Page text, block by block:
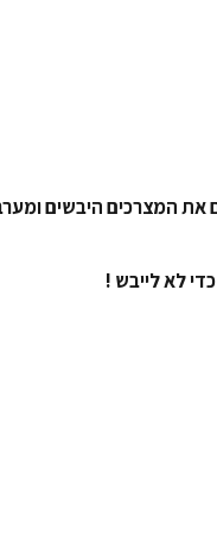
את המצרכים היבשים
לא לייבש !